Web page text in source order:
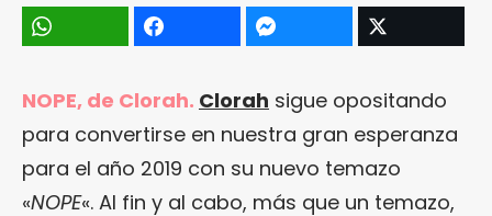
NOPE, de Clorah. Clorah sigue opositando
para convertirse en nuestra gran esperanza
para el año 2019 con su nuevo temazo
«NOPE«. Al fin y al cabo, más que un temazo,